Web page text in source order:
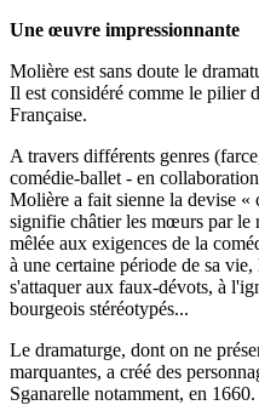
Une œuvre impressionnante
Molière est sans doute le
Il est considéré comme le pilier
Française.
A travers différents genres
comédie-ballet - en
Molière a fait sienne la devise «
signifie châtier les mœurs par le
mêlée aux exigences de la
à une certaine période de sa
s'attaquer aux faux-dévots, à
bourgeois stéréotypés...
Le dramaturge, dont on ne
marquantes, a créé des
Sganarelle notamment, en 1660.